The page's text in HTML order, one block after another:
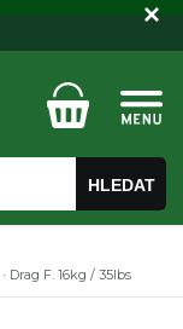
HLEDAT
Drag F. 16kg / 35lbs